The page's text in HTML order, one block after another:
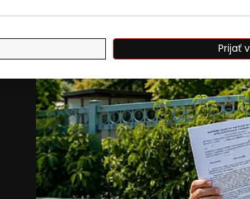
reklamy
reklamu
reklamy
obsahu
obsahu
Prijať